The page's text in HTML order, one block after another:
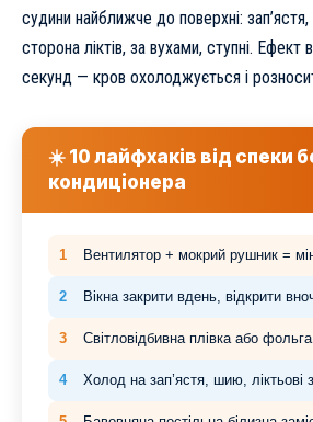
судини найближче до поверхні:
сторона ліктів, за вухами, ступні. Ефект
секунд — кров охолоджується і
☀️ 10 лайфхаків від спеки
кондиціонера
1 Вентилятор + мокрий рушник =
2 Вікна закрити вдень, відкрити
3 Світловідбивна плівка або
4 Холод на зап’ястя, шию, ліктьові